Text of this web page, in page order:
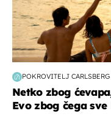
POKROVITELJ
Netko zbog
Evo zbog čega